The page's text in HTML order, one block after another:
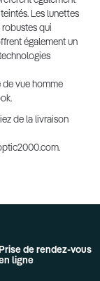
Les lunettes
qui
également un
de vue homme
de la livraison
Prise de rendez-vous
ligne